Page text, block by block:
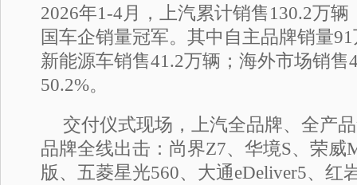
2026年1-4月，上汽累计销售130.2万
国车企销量冠军。其中自主品牌销量
新能源车销售41.2万辆；海外市场销售
50.2%。
交付仪式现场，上汽全品牌、全产
品牌全线出击：尚界Z7、华境S、荣威
版、五菱星光560、大通eDeliver5、红